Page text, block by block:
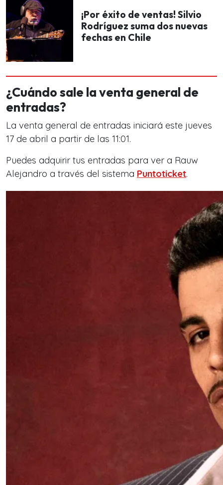
¡Por éxito de ventas! Silvio
Rodríguez suma dos nuevas
fechas en Chile
¿Cuándo sale la venta general de
entradas?
La venta general de entradas iniciará este jueves
17 de abril a partir de las 11:01.
Puedes adquirir tus entradas para ver a Rauw
Alejandro a través del sistema Puntoticket.